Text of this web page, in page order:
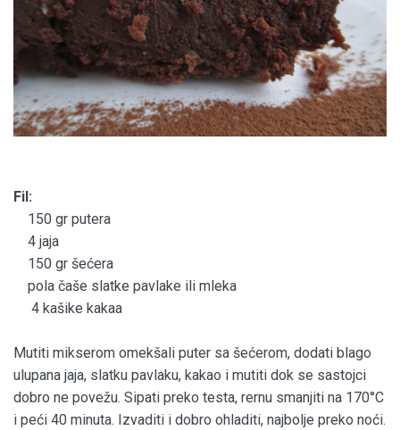
Fil:
150 gr putera
4 jaja
150 gr šećera
pola čaše slatke pavlake ili mleka
4 kašike kakaa
Mutiti mikserom omekšali puter sa šećerom, dodati blago
ulupana jaja, slatku pavlaku, kakao i mutiti dok se sastojci
dobro ne povežu. Sipati preko testa, rernu smanjiti na 170°C
i peći 40 minuta. Izvaditi i dobro ohladiti, najbolje preko noći.